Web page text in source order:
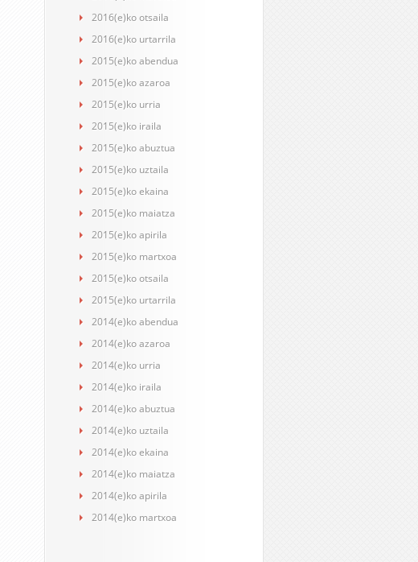
2016(e)ko otsaila
2016(e)ko urtarrila
2015(e)ko abendua
2015(e)ko azaroa
2015(e)ko urria
2015(e)ko iraila
2015(e)ko abuztua
2015(e)ko uztaila
2015(e)ko ekaina
2015(e)ko maiatza
2015(e)ko apirila
2015(e)ko martxoa
2015(e)ko otsaila
2015(e)ko urtarrila
2014(e)ko abendua
2014(e)ko azaroa
2014(e)ko urria
2014(e)ko iraila
2014(e)ko abuztua
2014(e)ko uztaila
2014(e)ko ekaina
2014(e)ko maiatza
2014(e)ko apirila
2014(e)ko martxoa